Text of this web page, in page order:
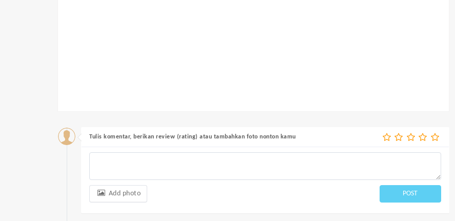
Tulis komentar, berikan review (rating) atau tambahkan foto nonton kamu
Add photo POST